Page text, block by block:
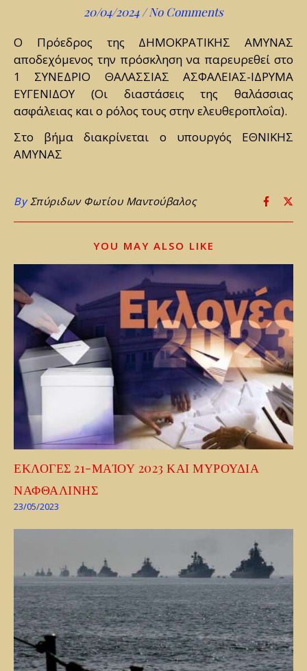
20/04/2024 / No Comments
Ο Πρόεδρος της ΔΗΜΟΚΡΑΤΙΚΗΣ ΑΜΥΝΑΣ
αποδεχόμενος την πρόσκληση να παρευρεθεί στο
1 ΣΥΝΕΔΡΙΟ ΘΑΛΑΣΣΙΑΣ ΑΣΦΑΛΕΙΑΣ-ΙΔΡΥΜΑ
ΕΥΓΕΝΙΔΟΥ (Οι διαστάσεις της θαλάσσιας
ασφάλειας και ο ρόλος τους στην ελευθεροπλοΐα).
Στο βήμα διακρίνεται ο υπουργός ΕΘΝΙΚΗΣ
ΑΜΥΝΑΣ
ByΣπύριδων Φωτίου Μαντούβαλος
YOU MAY ALSO LIKE
ΕΚΛΟΓΕΣ 21-ΜΑΊΟΥ 2023 ΚΑΙ ΜΥΡΟΥΔΙΑ
ΝΑΦΘΑΛΙΝΗΣ
23/05/2023